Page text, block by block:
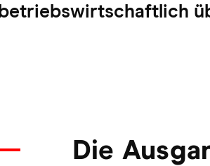
betriebswirtschaftlich
Die